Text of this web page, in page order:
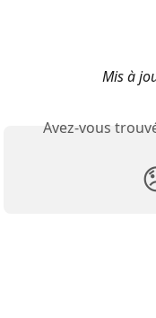
Mis à
Avez-vous